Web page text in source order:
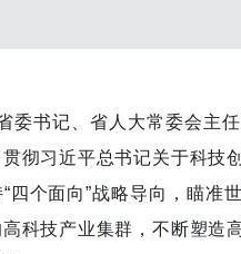
书记、省人大常委会主任
彻习近平总书记关于科技
四个面向”战略导向，瞄准
科技产业集群，不断塑造